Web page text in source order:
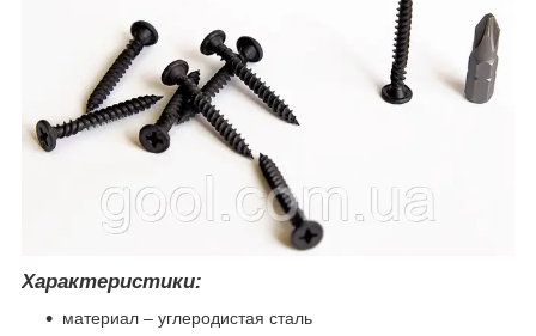
Характеристики:
материал – углеродистая сталь